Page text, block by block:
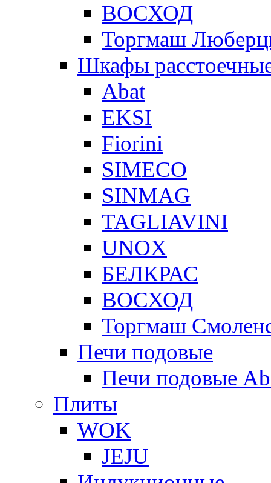
ВОСХОД
Торгмаш
Шкафы
Abat
EKSI
Fiorini
SIMECO
SINMAG
TAGLIAVINI
UNOX
БЕЛКРАС
ВОСХОД
Торгмаш
Печи подовые
Печи подовые
Плиты
WOK
JEJU